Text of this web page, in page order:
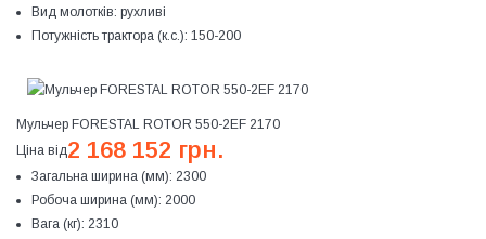
Вид молотків: рухливі
Потужність трактора (к.с.): 150-200
Мульчер FORESTAL ROTOR 550-2EF 2170
Ціна від2 168 152 грн.
Загальна ширина (мм): 2300
Робоча ширина (мм): 2000
Вага (кг): 2310